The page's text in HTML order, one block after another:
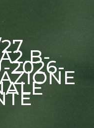
2026-